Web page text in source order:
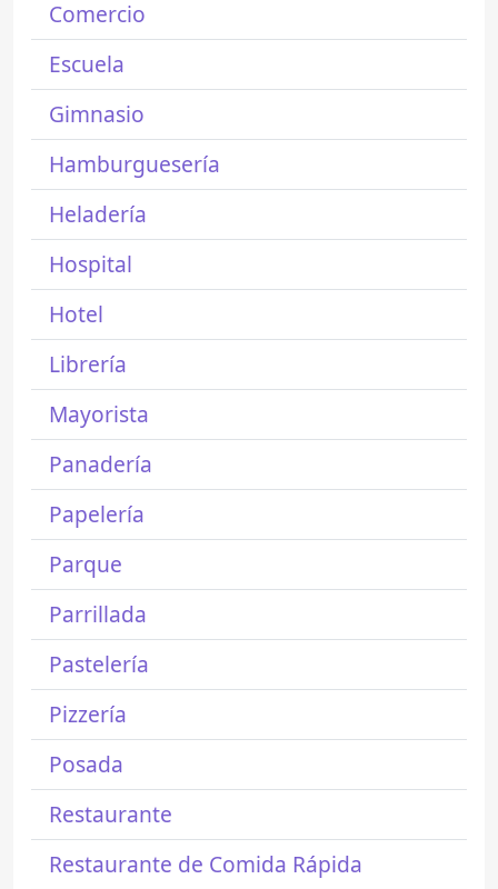
Comercio
Escuela
Gimnasio
Hamburguesería
Heladería
Hospital
Hotel
Librería
Mayorista
Panadería
Papelería
Parque
Parrillada
Pastelería
Pizzería
Posada
Restaurante
Restaurante de Comida Rápida